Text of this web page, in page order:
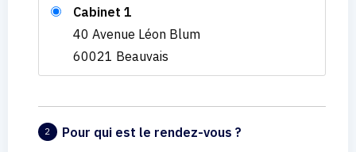
Cabinet 1
40 Avenue Léon Blum
60021 Beauvais
2 Pour qui est le rendez-vous ?